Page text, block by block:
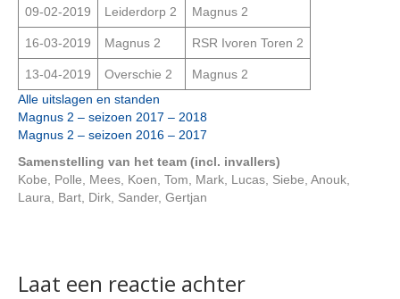
09-02-2019 Leiderdorp 2 Magnus 2
16-03-2019 Magnus 2 RSR Ivoren Toren 2
13-04-2019 Overschie 2
Magnus 2
Alle uitslagen en standen
Magnus 2 – seizoen 2017 – 2018
Magnus 2 – seizoen 2016 – 2017
Samenstelling van het team (incl. invallers)
Kobe, Polle, Mees, Koen, Tom, Mark, Lucas, Siebe, Anouk,
Laura, Bart, Dirk, Sander, Gertjan
Laat een reactie achter